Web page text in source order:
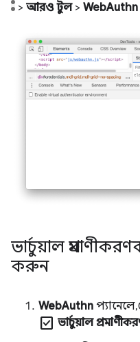
> আরও টুল> WebAuthn
ভার্চুয়াল
করুন
WebAuthn
check_box ভার্চুয়াল